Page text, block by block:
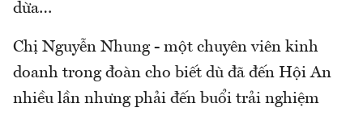
dừa…
Chị Nguyễn Nhung - một chuyên viên kinh
doanh trong đoàn cho biết dù đã đến Hội An
nhiều lần nhưng phải đến buổi trải nghiệm